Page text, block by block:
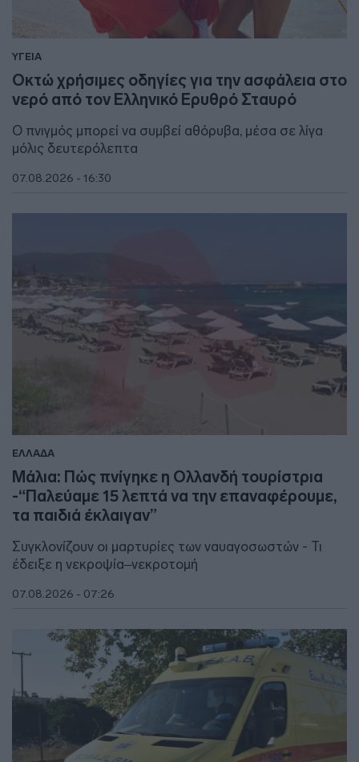
ΥΓΕΙΑ
Οκτώ χρήσιμες οδηγίες για την ασφάλεια στο
νερό από τον Ελληνικό Ερυθρό Σταυρό
Ο πνιγμός μπορεί να συμβεί αθόρυβα, μέσα σε λίγα
μόλις δευτερόλεπτα
07.08.2026 - 16:30
ΕΛΛΑΔΑ
Μάλια: Πώς πνίγηκε η Ολλανδή τουρίστρια
-“Παλεύαμε 15 λεπτά να την επαναφέρουμε,
τα παιδιά έκλαιγαν”
Συγκλονίζουν οι μαρτυρίες των ναυαγοσωστών - Τι
έδειξε η νεκροψία–νεκροτομή
07.08.2026 - 07:26